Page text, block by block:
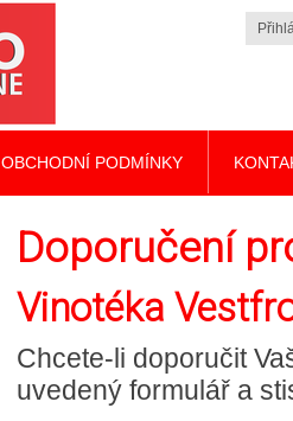
Doporučení
Vinotéka
Chcete-li doporučit
uvedený formulář a
OBCHODNÍ PODMÍNKY